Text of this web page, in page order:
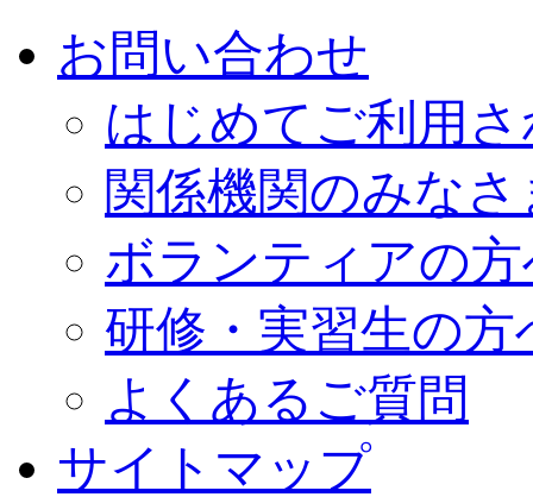
お問い合わせ
はじめてご利用
関係機関のみな
ボランティアの
研修・実習生の方
よくあるご質問
サイトマップ